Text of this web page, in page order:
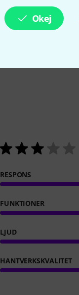
Okej
RESPONS
FUNKTIONER
LJUD
HANTVERKSKVALITET